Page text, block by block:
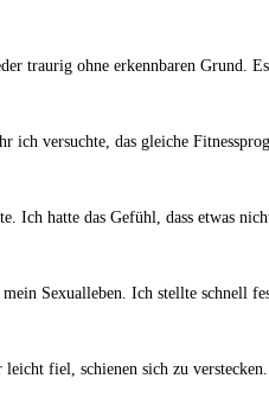
ohne erkennbaren Grund.
‍versuchte, das​ gleiche
hatte das ‌Gefühl, dass etwas
Sexualleben. Ich stellte schnell
fiel,⁤ schienen⁣ sich zu